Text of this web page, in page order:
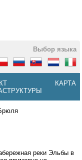
Выбор языка
КАРТА
реки Эльбы в